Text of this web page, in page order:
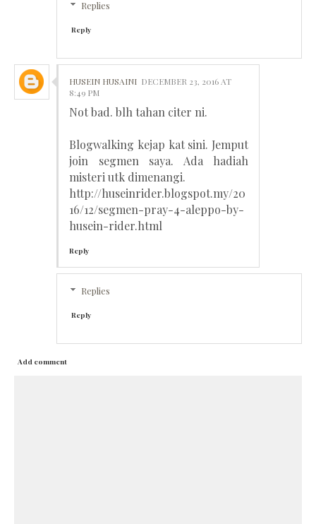
Replies
Reply
HUSEIN HUSAINI DECEMBER 23, 2016 AT
8:49 PM
Not bad. blh tahan citer ni.
Blogwalking kejap kat sini. Jemput
join segmen saya. Ada hadiah
misteri utk dimenangi.
http://huseinrider.blogspot.my/20
16/12/segmen-pray-4-aleppo-by-
husein-rider.html
Reply
Replies
Reply
Add comment